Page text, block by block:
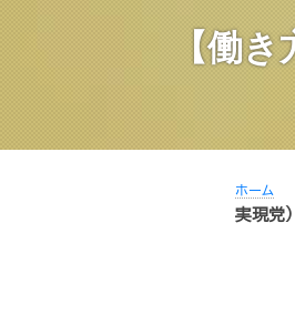
【働
ホーム
実現党）